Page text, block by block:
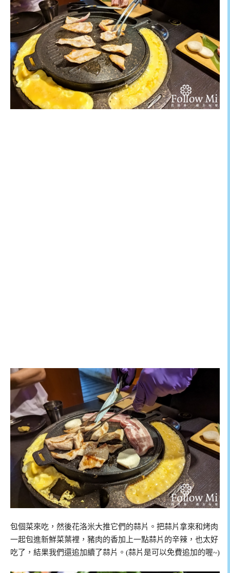
包個菜來吃，然後花洛米大推它們的蒜片。把蒜片拿來和烤肉
一起包進新鮮菜葉裡，豬肉的香加上一點蒜片的辛辣，也太好
吃了，結果我們還追加續了蒜片。(蒜片是可以免費追加的喔~)